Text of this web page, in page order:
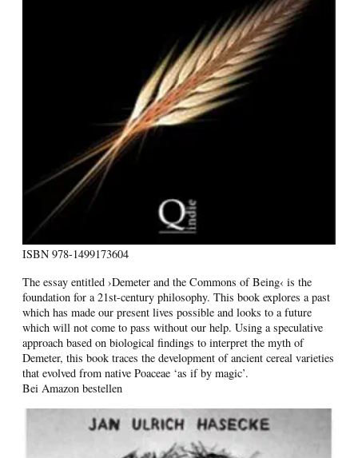
ISBN 978-1499173604
The essay entitled ›Demeter and the Commons of Being‹ is the
foundation for a 21st-century philosophy. This book explores a past
which has made our present lives possible and looks to a future
which will not come to pass without our help. Using a speculative
approach based on biological findings to interpret the myth of
Demeter, this book traces the development of ancient cereal varieties
that evolved from native Poaceae ‘as if by magic’.
Bei Amazon bestellen